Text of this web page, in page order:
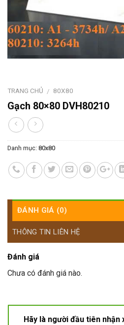
TRANG CHỦ / 80X80
Gạch 80×80 DVH80210
Danh mục: 80x80
ĐÁNH GIÁ (0)
THÔNG TIN LIÊN HỆ
Đánh giá
Chưa có đánh giá nào.
Hãy là người đầu tiên nhận